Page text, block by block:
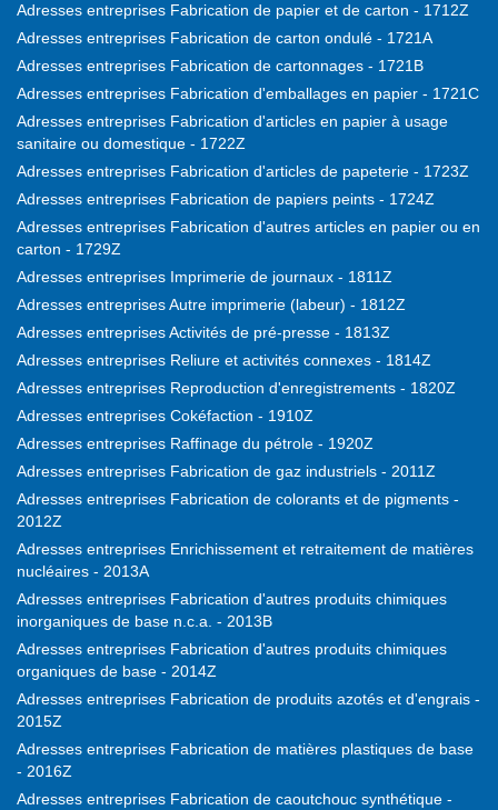
Adresses entreprises Fabrication de papier et de carton - 1712Z
Adresses entreprises Fabrication de carton ondulé - 1721A
Adresses entreprises Fabrication de cartonnages - 1721B
Adresses entreprises Fabrication d'emballages en papier - 1721C
Adresses entreprises Fabrication d'articles en papier à usage
sanitaire ou domestique - 1722Z
Adresses entreprises Fabrication d'articles de papeterie - 1723Z
Adresses entreprises Fabrication de papiers peints - 1724Z
Adresses entreprises Fabrication d'autres articles en papier ou en
carton - 1729Z
Adresses entreprises Imprimerie de journaux - 1811Z
Adresses entreprises Autre imprimerie (labeur) - 1812Z
Adresses entreprises Activités de pré-presse - 1813Z
Adresses entreprises Reliure et activités connexes - 1814Z
Adresses entreprises Reproduction d'enregistrements - 1820Z
Adresses entreprises Cokéfaction - 1910Z
Adresses entreprises Raffinage du pétrole - 1920Z
Adresses entreprises Fabrication de gaz industriels - 2011Z
Adresses entreprises Fabrication de colorants et de pigments -
2012Z
Adresses entreprises Enrichissement et retraitement de matières
nucléaires - 2013A
Adresses entreprises Fabrication d'autres produits chimiques
inorganiques de base n.c.a. - 2013B
Adresses entreprises Fabrication d'autres produits chimiques
organiques de base - 2014Z
Adresses entreprises Fabrication de produits azotés et d'engrais -
2015Z
Adresses entreprises Fabrication de matières plastiques de base
- 2016Z
Adresses entreprises Fabrication de caoutchouc synthétique -